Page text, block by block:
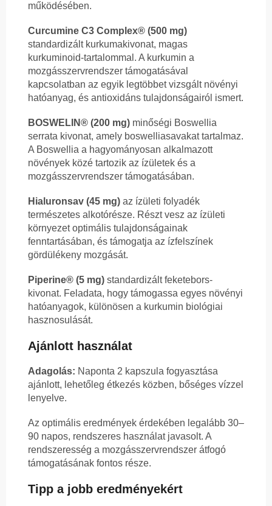
működésében.
Curcumine C3 Complex® (500 mg)
standardizált kurkumakivonat, magas
kurkuminoid-tartalommal. A kurkumin a
mozgásszervrendszer támogatásával
kapcsolatban az egyik legtöbbet vizsgált növényi
hatóanyag, és antioxidáns tulajdonságairól ismert.
BOSWELIN® (200 mg) minőségi Boswellia
serrata kivonat, amely boswelliasavakat tartalmaz.
A Boswellia a hagyományosan alkalmazott
növények közé tartozik az ízületek és a
mozgásszervrendszer támogatásában.
Hialuronsav (45 mg) az ízületi folyadék
természetes alkotórésze. Részt vesz az ízületi
környezet optimális tulajdonságainak
fenntartásában, és támogatja az ízfelszínek
gördülékeny mozgását.
Piperine® (5 mg) standardizált feketebors-
kivonat. Feladata, hogy támogassa egyes növényi
hatóanyagok, különösen a kurkumin biológiai
hasznosulását.
Ajánlott használat
Adagolás: Naponta 2 kapszula fogyasztása
ajánlott, lehetőleg étkezés közben, bőséges vízzel
lenyelve.
Az optimális eredmények érdekében legalább 30–
90 napos, rendszeres használat javasolt. A
rendszeresség a mozgásszervrendszer átfogó
támogatásának fontos része.
Tipp a jobb eredményekért